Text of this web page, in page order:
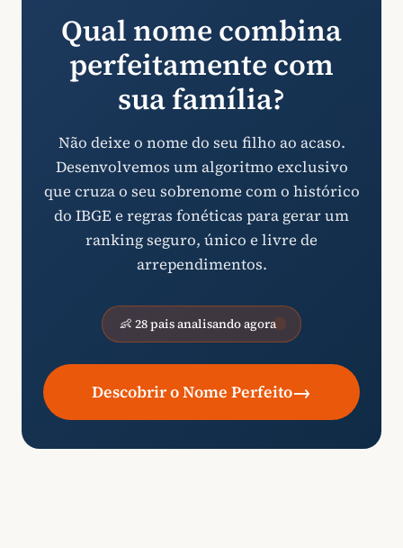
Qual nome combina
perfeitamente com
sua família?
Não deixe o nome do seu filho ao acaso.
Desenvolvemos um algoritmo exclusivo
que cruza o seu sobrenome com o histórico
do IBGE e regras fonéticas para gerar um
ranking seguro, único e livre de
arrependimentos.
👶 28 pais analisando agora
Descobrir o Nome Perfeito→